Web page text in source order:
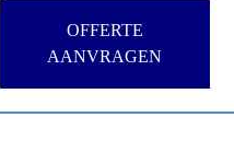
OFFERTE
AANVRAGEN